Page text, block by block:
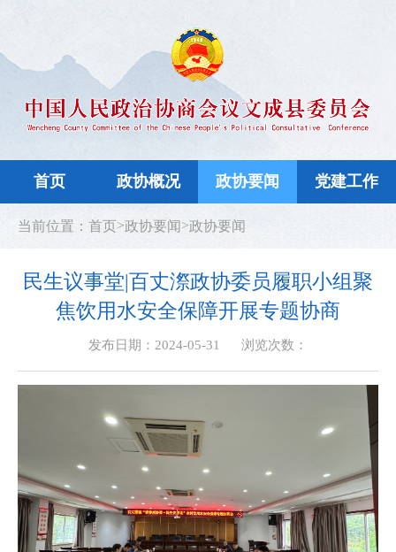
首页 政协概况 政协要闻 党建工作
当前位置：首页>政协要闻>政协要闻
民生议事堂|百丈漈政协委员履职小组聚
焦饮用水安全保障开展专题协商
发布日期：2024-05-31 浏览次数：